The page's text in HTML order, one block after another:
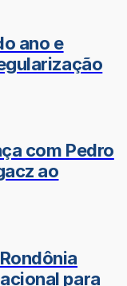
ano e
com Pedro
ao
para